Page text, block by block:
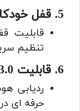
5. قفل خودکار محور ها:
قابلیت
تنظیم
6. قابلیت ActiveTrack 3.0:
ردیابی
حرفه ای